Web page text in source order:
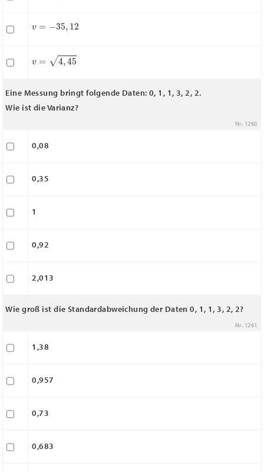
35,12
45
Eine Messung bringt folgende Daten: 0, 1, 1, 3, 2, 2.
Wie ist die Varianz?
Nr. 1260
0,08
0,35
1
0,92
2,013
Wie groß ist die Standardabweichung der Daten 0, 1, 1, 3, 2, 2?
Nr. 1261
1,38
0,957
0,73
0,683